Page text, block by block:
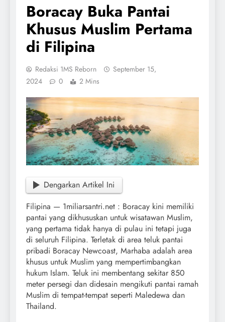
Boracay Buka Pantai
Khusus Muslim Pertama
di Filipina
Redaksi 1MS Reborn
September 15,
2024
0 2 Mins
Dengarkan Artikel Ini
Filipina — 1miliarsantri.net : Boracay kini memiliki
pantai yang dikhususkan untuk wisatawan Muslim,
yang pertama tidak hanya di pulau ini tetapi juga
di seluruh Filipina. Terletak di area teluk pantai
pribadi Boracay Newcoast, Marhaba adalah area
khusus untuk Muslim yang mempertimbangkan
hukum Islam. Teluk ini membentang sekitar 850
meter persegi dan didesain mengikuti pantai ramah
Muslim di tempat-tempat seperti Maledewa dan
Thailand.